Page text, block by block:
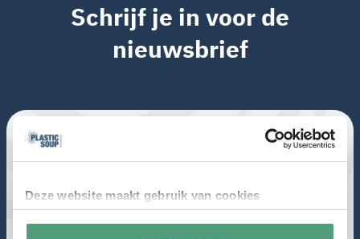
Schrijf je in voor de
nieuwsbrief